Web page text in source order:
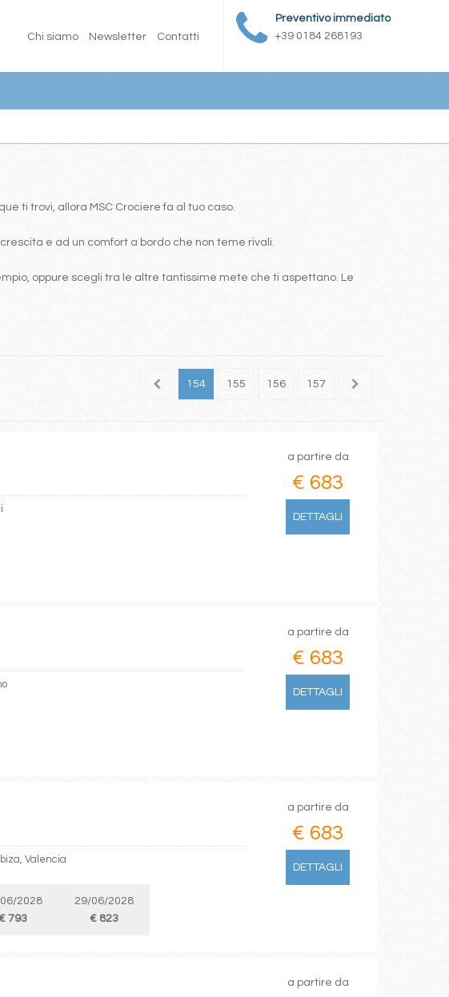
Preventivo immediato
+39 0184 268193
Chi siamo Newsletter Contatti
ti trovi, allora MSC Crociere fa al tuo caso.
e ad un comfort a bordo che non teme rivali.
oppure scegli tra le altre tantissime mete che ti aspettano. Le
153 154 155 156 157 158
a partire da
€ 683
DETTAGLI
a partire da
€ 683
DETTAGLI
Valencia
2028
793
29/06/2028
€ 823
a partire da
€ 683
DETTAGLI
a partire da